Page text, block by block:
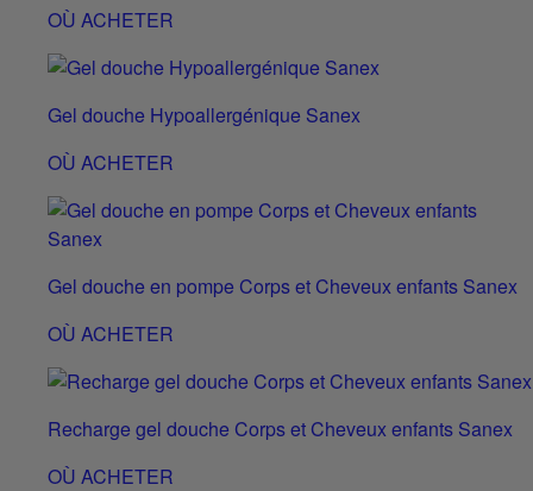
OÙ ACHETER
Gel douche Hypoallergénique Sanex
OÙ ACHETER
Gel douche en pompe Corps et Cheveux enfants Sanex
OÙ ACHETER
Recharge gel douche Corps et Cheveux enfants Sanex
OÙ ACHETER